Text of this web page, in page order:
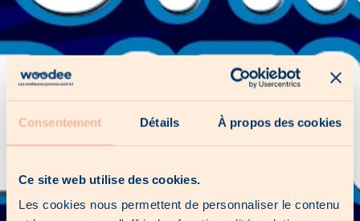
Consentement Détails À propos des cookies
Ce site web utilise des cookies.
Les cookies nous permettent de personnaliser le contenu